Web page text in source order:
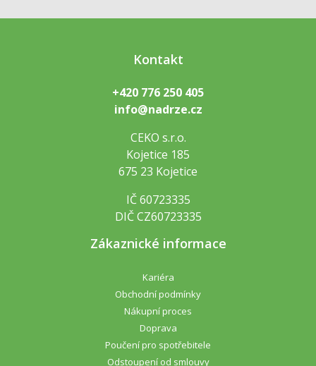
Kontakt
+420 776 250 405
info@nadrze.cz
CEKO s.r.o.
Kojetice 185
675 23 Kojetice
IČ 60723335
DIČ CZ60723335
Zákaznické informace
Kariéra
Obchodní podmínky
Nákupní proces
Doprava
Poučení pro spotřebitele
Odstoupení od smlouvy